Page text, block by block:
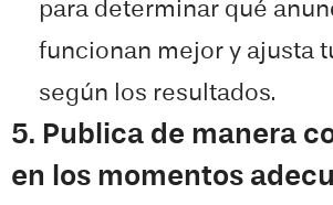
para determinar qué
funcionan mejor y ajusta
según los resultados.
5. Publica de manera
en los momentos